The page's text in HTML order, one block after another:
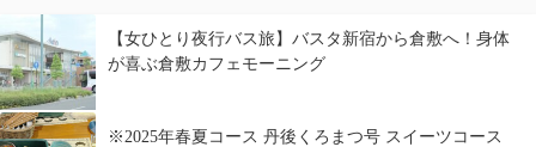
【女ひとり夜行バス旅】バスタ新宿から倉敷へ！身体
が喜ぶ倉敷カフェモーニング
※2025年春夏コース 丹後くろまつ号 スイーツコース